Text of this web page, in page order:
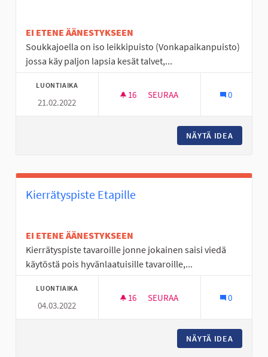
EI ETENE ÄÄNESTYKSEEN
Soukkajoella on iso leikkipuisto (Vonkapaikanpuisto)
jossa käy paljon lapsia kesät talvet,...
LUONTIAIKA
21.02.2022
16 16 SEURAAJAA
SEURAA 0
NÄYTÄ IDEA
Kierrätyspiste Etapille
EI ETENE ÄÄNESTYKSEEN
Kierrätyspiste tavaroille jonne jokainen saisi viedä
käytöstä pois hyvänlaatuisille tavaroille,...
LUONTIAIKA
04.03.2022
16 16 SEURAAJAA
SEURAA 0
NÄYTÄ IDEA